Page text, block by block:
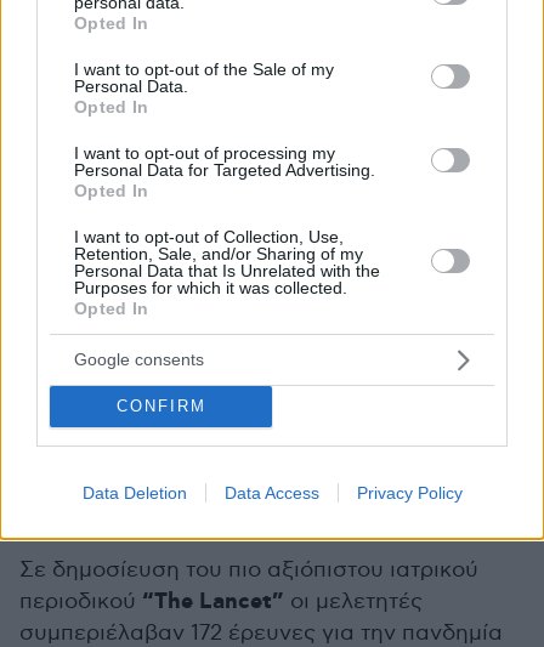
grant or deny consent to Google and its third-party tags to
use your data for below specified purposes in below Google
consent section.
Opted In
I want to opt-out of the Sale of my
Personal Data.
Opted In
I want to opt-out of processing my
Personal Data for Targeted Advertising.
Opted In
I want to opt-out of Collection, Use,
Retention, Sale, and/or Sharing of my
Personal Data that Is Unrelated with the
Purposes for which it was collected.
Opted In
Google consents
CONFIRM
Data Deletion Data Access Privacy Policy
από τα τέλη Δεκεμβρίου, όταν και
πρωτοεμφανίστηκε στην Κίνα έως σήμερα.
σήμερα ηυποχρεωτική χρήση μάσκας
ισχύει
σε καταστήματα λιανικής και υπηρεσίες, ΔΕΚΟ,
καταστήματα τροφίμων (φούρνους,
κρεοπωλεία κ.α.), κομμωτήρια και κέντρα
αισθητικής. Ο υφυπουργός Πολιτικής
Προστασίας, Νίκος Χαρδαλιάς
πολλοστή φορά ότι πρέπει να τηρούνται πιστά
οι κανόνες υγιεινής και να αποφεύγονται οι
συναθροίσεις, υπογραμμίζοντας ότι η αύξηση
προκαλεί πανικό, ούτε όμως εφησυχασμό.
Σε δημοσίευση του πιο αξιόπιστου ιατρικού
περιοδικού “The Lancet” οι μελετητές
συμπεριέλαβαν 172 έρευνες για την πανδημία